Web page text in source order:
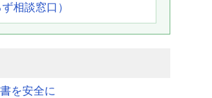
相談窓口）
を安全に